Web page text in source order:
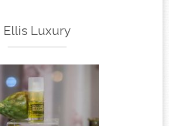
Ellis Luxury